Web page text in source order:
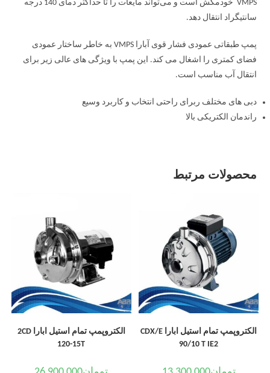
VMPS خودمکش است و می‌تواند مایعات را تا حداکثر دمای 140 درجه
سانتیگراد انتقال دهد.
پمپ طبقاتی عمودی فشار قوی آبارا VMPS به خاطر ساختار عمودی
فضای کمتری را اشغال می کند. این پمپ با ویژگی های عالی زیر برای
انتقال آب مناسب است.
دبی های مختلف ربرای راحتی انتخاب و کاربرد وسیع
راندمان الکتریکی بالا
محصولات مرتبط
الکتروپمپ تمام استیل ابارا CDX/E
90/10 T IE2
الکتروپمپ تمام استیل ابارا 2CD
120-15T